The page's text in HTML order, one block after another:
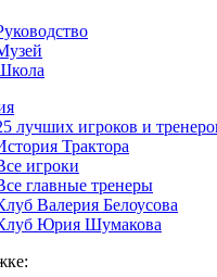
лучших игроков и
Трактора
игроки
главные тренеры
Валерия Белоусова
Юрия Шумакова